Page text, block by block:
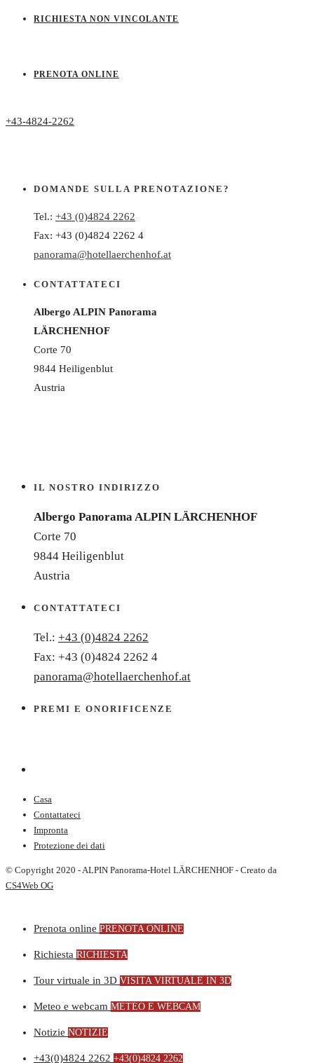
RICHIESTA NON VINCOLANTE
PRENOTA ONLINE
+43-4824-2262
DOMANDE SULLA PRENOTAZIONE?
Tel.: +43 (0)4824 2262
Fax: +43 (0)4824 2262 4
panorama@hotellaerchenhof.at
CONTATTATECI
Albergo ALPIN Panorama
LÄRCHENHOF
Corte 70
9844 Heiligenblut
Austria
IL NOSTRO INDIRIZZO
Albergo Panorama ALPIN LÄRCHENHOF
Corte 70
9844 Heiligenblut
Austria
CONTATTATECI
Tel.: +43 (0)4824 2262
Fax: +43 (0)4824 2262 4
panorama@hotellaerchenhof.at
PREMI E ONORIFICENZE
Casa
Contattateci
Impronta
Protezione dei dati
© Copyright 2020 - ALPIN Panorama-Hotel LÄRCHENHOF - Creato da
CS4Web OG
Prenota online PRENOTA ONLINE
Richiesta RICHIESTA
Tour virtuale in 3D VISITA VIRTUALE IN 3D
Meteo e webcam METEO E WEBCAM
Notizie NOTIZIE
+43(0)4824 2262 +43(0)4824 2262